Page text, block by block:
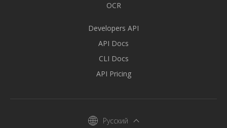
OCR
Developers API
API Docs
CLI Docs
API Pricing
Русский